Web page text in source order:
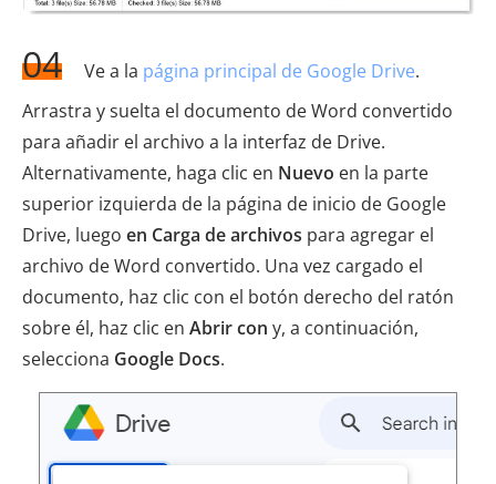
04 Ve a la página principal de Google Drive.
Arrastra y suelta el documento de Word convertido
para añadir el archivo a la interfaz de Drive.
Alternativamente, haga clic en Nuevo en la parte
superior izquierda de la página de inicio de Google
Drive, luego en Carga de archivos para agregar el
archivo de Word convertido. Una vez cargado el
documento, haz clic con el botón derecho del ratón
sobre él, haz clic en Abrir con y, a continuación,
selecciona Google Docs.